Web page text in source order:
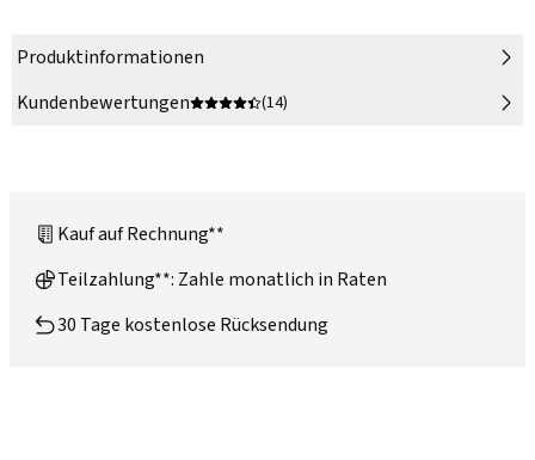
Produktinformationen
Kundenbewertungen
(14)
Kauf auf Rechnung**
Teilzahlung**: Zahle monatlich in Raten
30 Tage kostenlose Rücksendung